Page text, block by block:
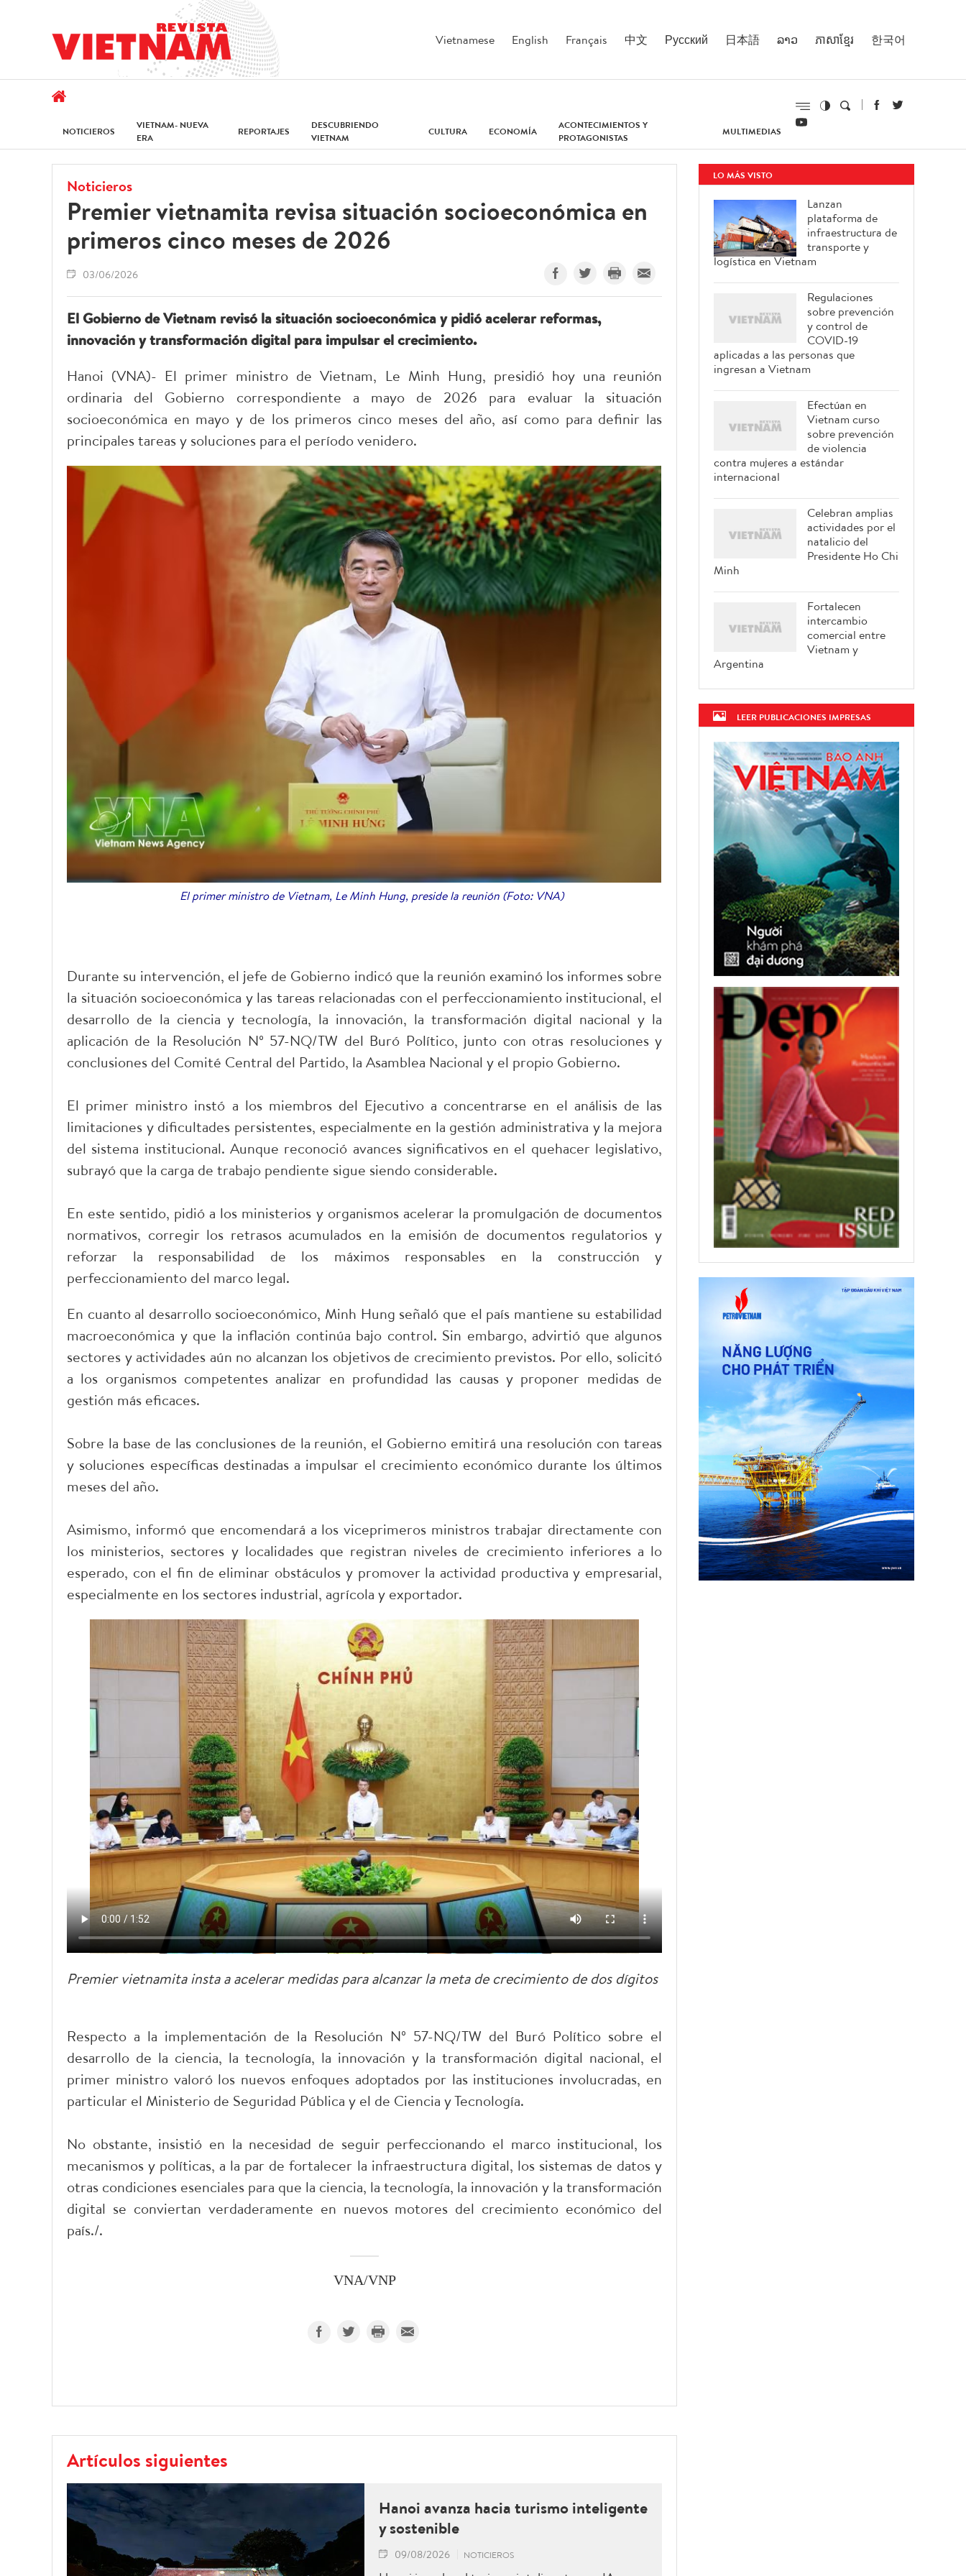
Vietnamese English Français 中文 Русский 日本語 ລາວ ភាសាខ្មែរ 한국어
NOTICIEROS
VIETNAM- NUEVA
ERA
REPORTAJES
DESCUBRIENDO
VIETNAM
CULTURA ECONOMÍA
ACONTECIMIENTOS Y
PROTAGONISTAS
MULTIMEDIAS
Noticieros
Premier vietnamita revisa situación socioeconómica en
primeros cinco meses de 2026
03/06/2026
El Gobierno de Vietnam revisó la situación socioeconómica y pidió acelerar reformas,
innovación y transformación digital para impulsar el crecimiento.
Hanoi (VNA)- El primer ministro de Vietnam, Le Minh Hung, presidió hoy una reunión
ordinaria del Gobierno correspondiente a mayo de 2026 para evaluar la situación
socioeconómica en mayo y de los primeros cinco meses del año, así como para definir las
principales tareas y soluciones para el período venidero.
El primer ministro de Vietnam, Le Minh Hung, preside la reunión (Foto: VNA)
Durante su intervención, el jefe de Gobierno indicó que la reunión examinó los informes sobre
la situación socioeconómica y las tareas relacionadas con el perfeccionamiento institucional, el
desarrollo de la ciencia y tecnología, la innovación, la transformación digital nacional y la
aplicación de la Resolución Nº 57-NQ/TW del Buró Político, junto con otras resoluciones y
conclusiones del Comité Central del Partido, la Asamblea Nacional y el propio Gobierno.
El primer ministro instó a los miembros del Ejecutivo a concentrarse en el análisis de las
limitaciones y dificultades persistentes, especialmente en la gestión administrativa y la mejora
del sistema institucional. Aunque reconoció avances significativos en el quehacer legislativo,
subrayó que la carga de trabajo pendiente sigue siendo considerable.
En este sentido, pidió a los ministerios y organismos acelerar la promulgación de documentos
normativos, corregir los retrasos acumulados en la emisión de documentos regulatorios y
reforzar la responsabilidad de los máximos responsables en la construcción y
perfeccionamiento del marco legal.
En cuanto al desarrollo socioeconómico, Minh Hung señaló que el país mantiene su estabilidad
macroeconómica y que la inflación continúa bajo control. Sin embargo, advirtió que algunos
sectores y actividades aún no alcanzan los objetivos de crecimiento previstos. Por ello, solicitó
a los organismos competentes analizar en profundidad las causas y proponer medidas de
gestión más eficaces.
Sobre la base de las conclusiones de la reunión, el Gobierno emitirá una resolución con tareas
y soluciones específicas destinadas a impulsar el crecimiento económico durante los últimos
meses del año.
Asimismo, informó que encomendará a los viceprimeros ministros trabajar directamente con
los ministerios, sectores y localidades que registran niveles de crecimiento inferiores a lo
esperado, con el fin de eliminar obstáculos y promover la actividad productiva y empresarial,
especialmente en los sectores industrial, agrícola y exportador.
Premier vietnamita insta a acelerar medidas para alcanzar la meta de crecimiento de dos dígitos
Respecto a la implementación de la Resolución Nº 57-NQ/TW del Buró Político sobre el
desarrollo de la ciencia, la tecnología, la innovación y la transformación digital nacional, el
primer ministro valoró los nuevos enfoques adoptados por las instituciones involucradas, en
particular el Ministerio de Seguridad Pública y el de Ciencia y Tecnología.
No obstante, insistió en la necesidad de seguir perfeccionando el marco institucional, los
mecanismos y políticas, a la par de fortalecer la infraestructura digital, los sistemas de datos y
otras condiciones esenciales para que la ciencia, la tecnología, la innovación y la transformación
digital se conviertan verdaderamente en nuevos motores del crecimiento económico del
país./.
VNA/VNP
Artículos siguientes
Hanoi avanza hacia turismo inteligente
y sostenible
09/08/2026 NOTICIEROS
LO MÁS VISTO
Lanzan
plataforma de
infraestructura de
transporte y
logística en Vietnam
Regulaciones
sobre prevención
y control de
COVID-19
aplicadas a las personas que
ingresan a Vietnam
Efectúan en
Vietnam curso
sobre prevención
de violencia
contra mujeres a estándar
internacional
Celebran amplias
actividades por el
natalicio del
Presidente Ho Chi
Minh
Fortalecen
intercambio
comercial entre
Vietnam y
Argentina
LEER PUBLICACIONES IMPRESAS